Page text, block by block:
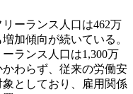
ーランス人口は462万
加傾向が続いている。
ランス人口は1,300万
わらず、従来の労働安
としており、雇用関係